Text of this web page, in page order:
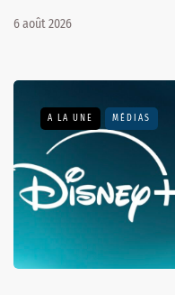
6 août 2026
A LA UNE MÉDIAS